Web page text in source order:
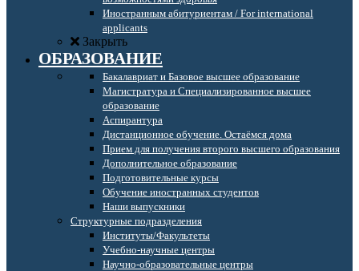
Иностранным абитуриентам / For international
applicants
Закрыть
ОБРАЗОВАНИЕ
Бакалавриат и Базовое высшее образование
Магистратура и Специализированное высшее
образование
Аспирантура
Дистанционное обучение. Остаёмся дома
Прием для получения второго высшего образования
Дополнительное образование
Подготовительные курсы
Обучение иностранных студентов
Наши выпускники
Структурные подразделения
Институты/Факультеты
Учебно-научные центры
Научно-образовательные центры